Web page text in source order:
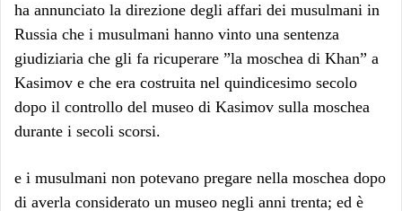
ha annunciato la direzione degli affari dei musulmani in
Russia che i musulmani hanno vinto una sentenza
giudiziaria che gli fa ricuperare ”la moschea di Khan” a
Kasimov e che era costruita nel quindicesimo secolo
dopo il controllo del museo di Kasimov sulla moschea
durante i secoli scorsi.
e i musulmani non potevano pregare nella moschea dopo
di averla considerato un museo negli anni trenta; ed è